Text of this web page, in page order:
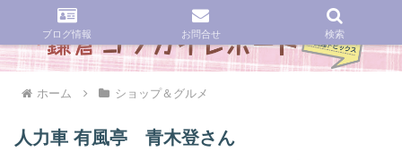
ホーム ショップ＆グルメ
人力車 有風亭 青木登さん
ブログ情報 お問合せ 検索